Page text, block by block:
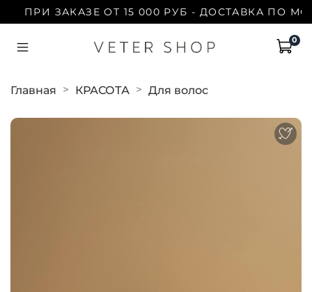
ПРИ ЗАКАЗЕ ОТ 15 000 РУБ - ДОСТАВКА ПО
0
Главная КРАСОТА Для волос